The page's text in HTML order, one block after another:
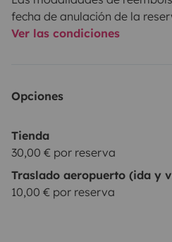
fecha de anulación de la
Ver las condiciones
Opciones
Tienda
30,00 € por reserva
Traslado aeropuerto (ida y
10,00 € por reserva